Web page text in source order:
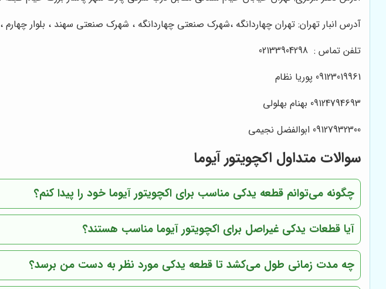
آدرس انبار تهران: تهران چهاردانگه ،شهرک صنعتی چهاردانگه ، شهرک صنعتی سهند ، بلوار چهارم ،
تلفن تماس : 02133904298
09123019961 پوریا نظام
09124794693 بهنام بهلولی
09127932300 ابوالفضل نجیمی
سوالات متداول اکچویتور آیوما
چگونه می‌توانم قطعه یدکی مناسب برای اکچویتور آیوما خود را پیدا کنم؟
آیا قطعات یدکی غیراصل برای اکچویتور آیوما مناسب هستند؟
چه مدت زمانی طول می‌کشد تا قطعه یدکی مورد نظر به دست من برسد؟